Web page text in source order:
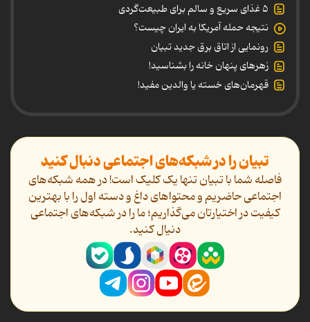
۵ غذای سریع و سالم برای طبیعت‌گردی
نتیجه حمله آمریکا به ایران چیست؟
رونمایی از اتاق برق جدید تبیان
زهرهای پنهان خانه را بشناسید!
قهرمان‌های خسته یا والدین مفید!
تبیان را در شبکه‌های اجتماعی دنبال کنید
فاصله شما با تبیان تنها یک کلیک است! در همه شبکه‌های
اجتماعی حاضریم و محتواهای داغ و دسته اول را با بهترین
کیفیت در اختیارتان می‌گذاریم؛ ما را در شبکه‌های اجتماعی
دنیال کنید.